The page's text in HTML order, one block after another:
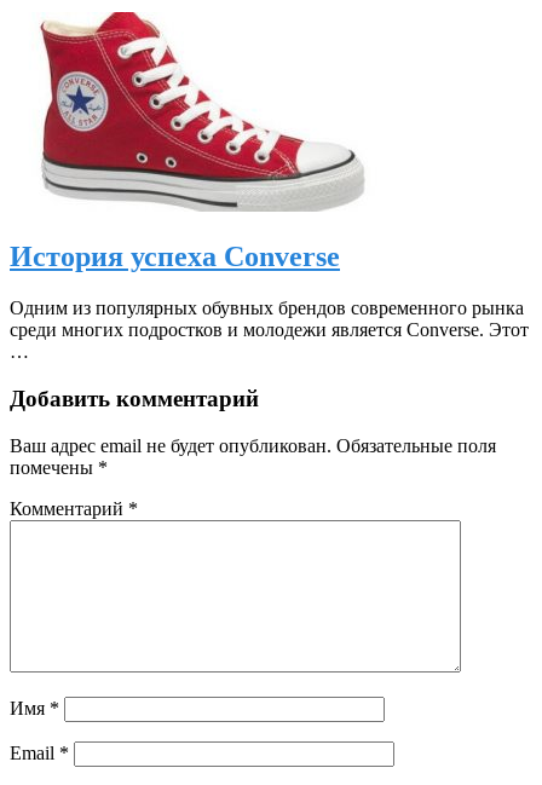
История успеха Converse
Одним из популярных обувных брендов современного рынка
среди многих подростков и молодежи является Converse. Этот
…
Добавить комментарий
Ваш адрес email не будет опубликован. Обязательные поля
помечены *
Комментарий *
Имя *
Email *